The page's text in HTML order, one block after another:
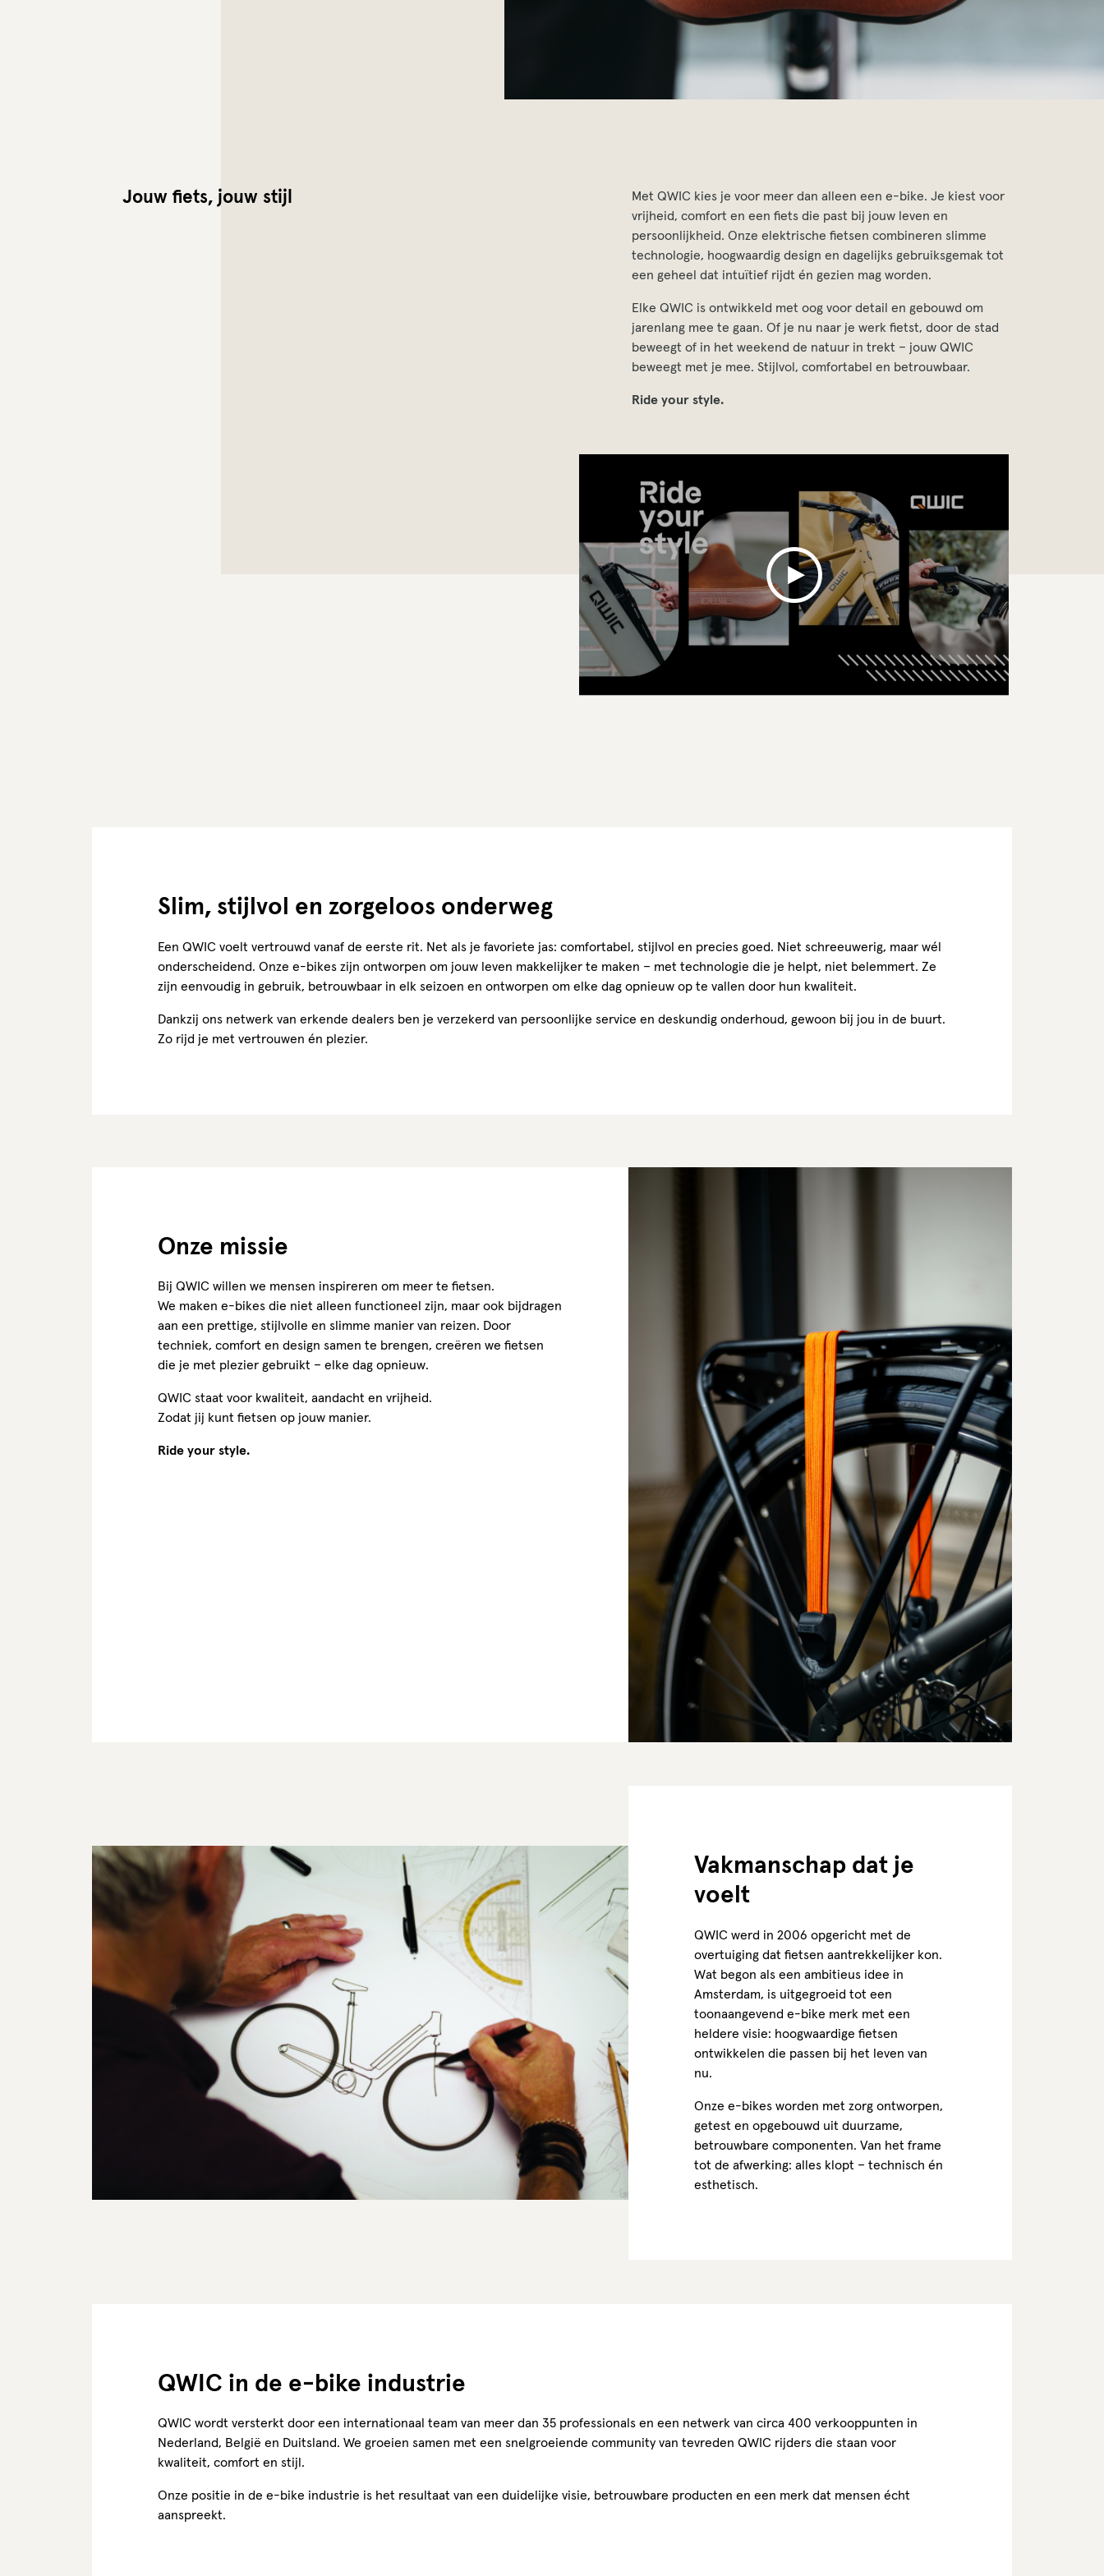
Jouw fiets, jouw stijl
Met QWIC kies je voor meer dan alleen een e-bike. Je kiest voor
vrijheid, comfort en een fiets die past bij jouw leven en
persoonlijkheid. Onze elektrische fietsen combineren slimme
technologie, hoogwaardig design en dagelijks gebruiksgemak tot
een geheel dat intuïtief rijdt én gezien mag worden.
Elke QWIC is ontwikkeld met oog voor detail en gebouwd om
jarenlang mee te gaan. Of je nu naar je werk fietst, door de stad
beweegt of in het weekend de natuur in trekt – jouw QWIC
beweegt met je mee. Stijlvol, comfortabel en betrouwbaar.
Ride your style.
Slim, stijlvol en zorgeloos onderweg
Een QWIC voelt vertrouwd vanaf de eerste rit. Net als je favoriete jas: comfortabel, stijlvol en precies goed. Niet schreeuwerig, maar wél
onderscheidend. Onze e-bikes zijn ontworpen om jouw leven makkelijker te maken – met technologie die je helpt, niet belemmert. Ze
zijn eenvoudig in gebruik, betrouwbaar in elk seizoen en ontworpen om elke dag opnieuw op te vallen door hun kwaliteit.
Dankzij ons netwerk van erkende dealers ben je verzekerd van persoonlijke service en deskundig onderhoud, gewoon bij jou in de buurt.
Zo rijd je met vertrouwen én plezier.
Onze missie
Bij QWIC willen we mensen inspireren om meer te fietsen.
We maken e-bikes die niet alleen functioneel zijn, maar ook bijdragen
aan een prettige, stijlvolle en slimme manier van reizen. Door
techniek, comfort en design samen te brengen, creëren we fietsen
die je met plezier gebruikt – elke dag opnieuw.
QWIC staat voor kwaliteit, aandacht en vrijheid.
Zodat jij kunt fietsen op jouw manier.
Ride your style.
Vakmanschap dat je
voelt
QWIC werd in 2006 opgericht met de
overtuiging dat fietsen aantrekkelijker kon.
Wat begon als een ambitieus idee in
Amsterdam, is uitgegroeid tot een
toonaangevend e-bike merk met een
heldere visie: hoogwaardige fietsen
ontwikkelen die passen bij het leven van
nu.
Onze e-bikes worden met zorg ontworpen,
getest en opgebouwd uit duurzame,
betrouwbare componenten. Van het frame
tot de afwerking: alles klopt – technisch én
esthetisch.
QWIC in de e-bike industrie
QWIC wordt versterkt door een internationaal team van meer dan 35 professionals en een netwerk van circa 400 verkooppunten in
Nederland, België en Duitsland. We groeien samen met een snelgroeiende community van tevreden QWIC rijders die staan voor
kwaliteit, comfort en stijl.
Onze positie in de e-bike industrie is het resultaat van een duidelijke visie, betrouwbare producten en een merk dat mensen écht
aanspreekt.